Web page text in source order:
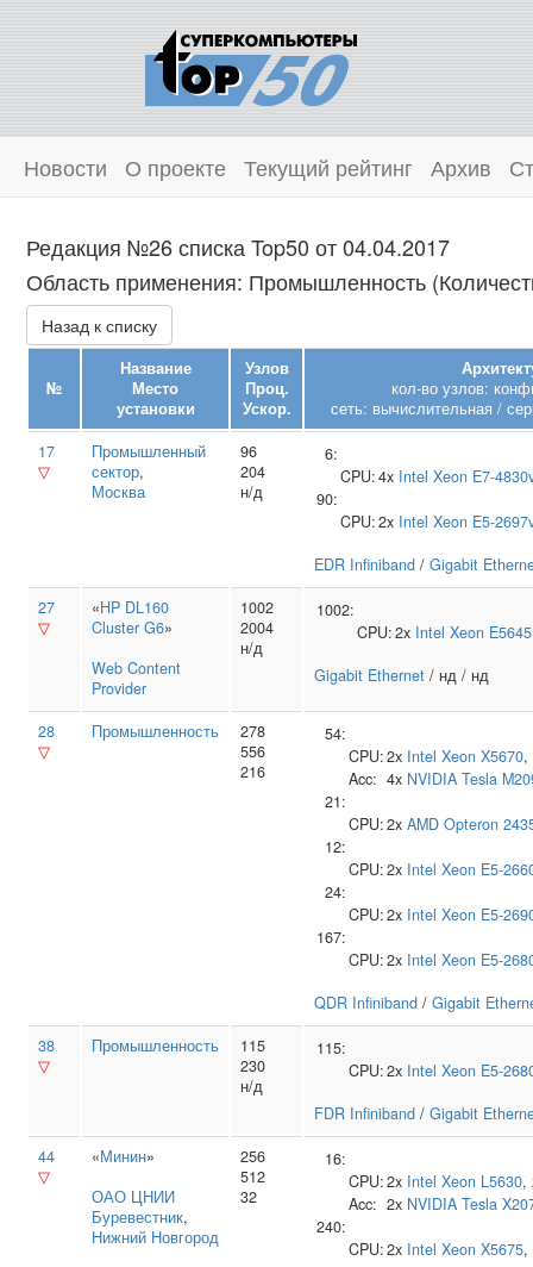
Новости О проекте Текущий рейтинг Архив
Редакция №26 списка Top50 от 04.04.2017
Область применения: Промышленность
Назад к списку
№
Название
Место
установки
Узлов
Проц.
Ускор.
кол-во узлов:
сеть: вычислительная /
17
▽
Промышленный
сектор,
Москва
96
204
н/д
6:
CPU:4x Intel Xeon E7-
90:
CPU:2x Intel Xeon E5-
EDR Infiniband / Gigabit
27
▽
«HP DL160
Cluster G6»
Web Content
Provider
1002
2004
н/д
1002:
CPU:2x Intel Xeon E5645
Gigabit Ethernet / нд / нд
28
▽
Промышленность
278
556
216
54:
CPU:2x Intel Xeon X5670,
Acc: 4x NVIDIA Tesla
21:
CPU:2x AMD Opteron
12:
CPU:2x Intel Xeon E5-
24:
CPU:2x Intel Xeon E5-
167:
CPU:2x Intel Xeon E5-
QDR Infiniband / Gigabit
38
▽
Промышленность
115
230
н/д
115:
CPU:2x Intel Xeon E5-
FDR Infiniband / Gigabit
44
▽
«Минин»
ОАО ЦНИИ
Буревестник,
Нижний Новгород
256
512
32
16:
CPU:2x Intel Xeon L5630,
Acc: 2x NVIDIA Tesla
240:
CPU:2x Intel Xeon X5675,